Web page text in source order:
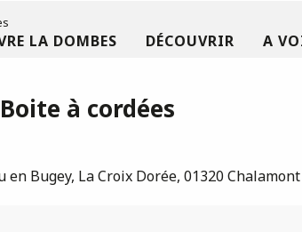
LA DOMBES DÉCOUVRIR A
à cordées
Bugey, La Croix Dorée, 01320 Chalamont